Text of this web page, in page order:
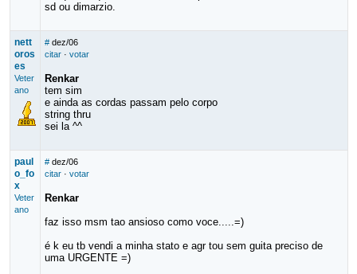
sd ou dimarzio.
nett
oros
es
Veter
ano
# dez/06
citar· votar
Renkar
tem sim
e ainda as cordas passam pelo corpo
string thru
sei la ^^
paul
o_fo
x
Veter
ano
# dez/06
citar· votar
Renkar
faz isso msm tao ansioso como voce.....=)
é k eu tb vendi a minha stato e agr tou sem guita preciso de
uma URGENTE =)